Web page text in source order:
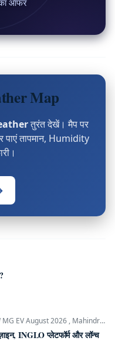
ऑफर
Map
तुरंत देखें। मैप पर
पाएं तापमान, Humidity
MG EV August 2026 , Mahindra INGLO Platform
INGLO प्लेटफॉर्म और लॉन्च